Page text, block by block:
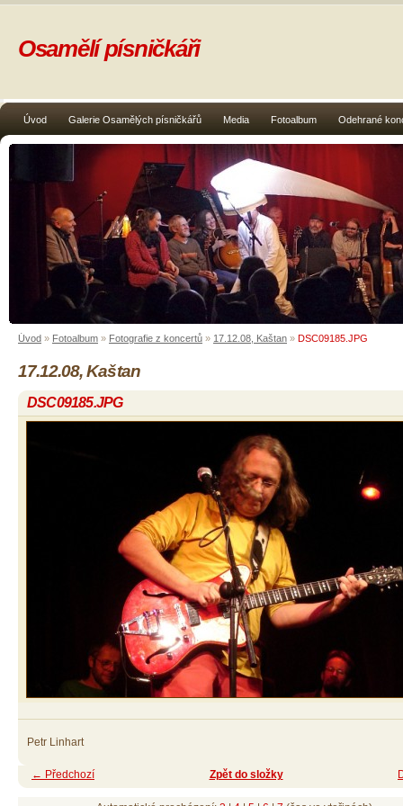
Úvod Galerie Osamělých písničkářů Media Fotoalbum Odehrané
Osamělí písničkáři
Úvod » Fotoalbum » Fotografie z koncertů » 17.12.08, Kaštan » DSC09185.JPG
17.12.08, Kaštan
DSC09185.JPG
Petr Linhart
← Předchozí Zpět do složky